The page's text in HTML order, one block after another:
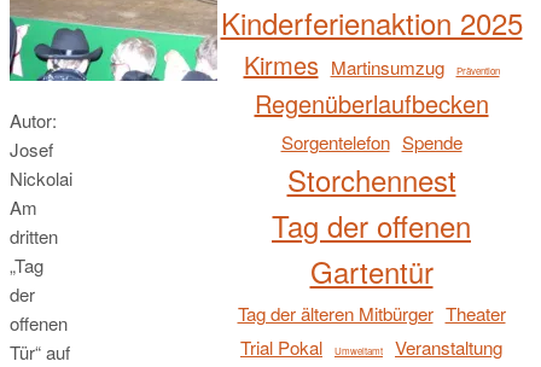
Autor:
Josef
Nickolai
Am
dritten
„Tag
der
offenen
Tür“ auf
Kinderferienaktion 2025
Kirmes Martinsumzug Prävention
Regenüberlaufbecken
Sorgentelefon Spende
Storchennest
Tag der offenen
Gartentür
Tag der älteren Mitbürger Theater
Trial Pokal
Umweltamt Veranstaltung